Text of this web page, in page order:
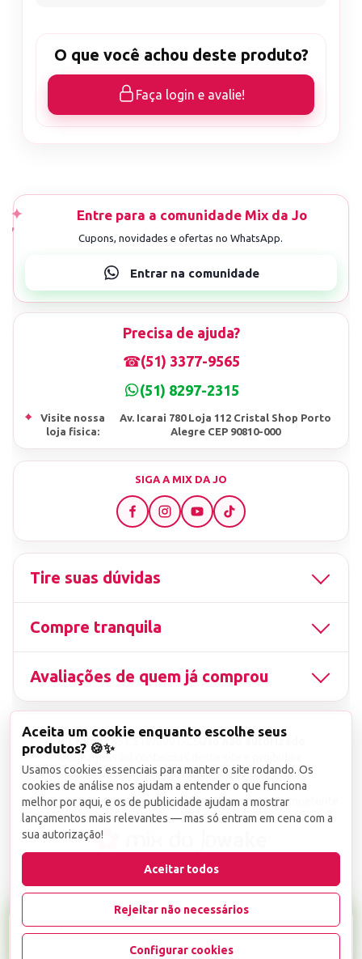
R$ 10,99
1 + Adicionar ao carrinho
O que você achou deste produto?
Faça login e avalie!
Precisa de ajuda?
☎(51) 3377-9565
(51) 8297-2315
⌖
Visite nossa
loja fisica:
Av. Icarai 780 Loja 112 Cristal Shop Porto
Alegre CEP 90810-000
SIGA A MIX DA JO
Tire suas dúvidas
Compre tranquila
Avaliações de quem já comprou
▤ CNPJ13.851.519/0001-25
de imagens ou conteúdos deste site é proibido e
viola a Lei de Direitos Autorais nº 9.610/98.
Infrações serão denunciadas diretamente ao órgão competente.
Aceita um cookie enquanto escolhe seus
produtos? 🍪✨
Usamos cookies essenciais para manter o site rodando. Os
cookies de análise nos ajudam a entender o que funciona
melhor por aqui, e os de publicidade ajudam a mostrar
lançamentos mais relevantes — mas só entram em cena com a
sua autorização!
Aceitar todos
Rejeitar não necessários
Configurar cookies